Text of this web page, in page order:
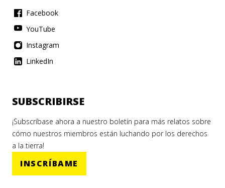
Facebook
YouTube
Instagram
LinkedIn
SUBSCRIBIRSE
¡Subscríbase ahora a nuestro boletín para más relatos sobre
cómo nuestros miembros están luchando por los derechos
a la tierra!
INSCRÍBAME